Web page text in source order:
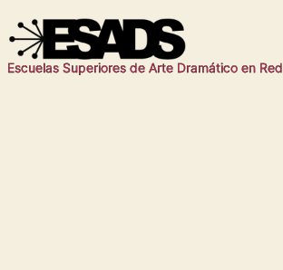
Escuelas Superiores de Arte Dramático en Red